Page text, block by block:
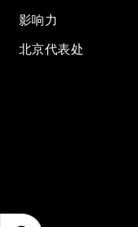
影响力
北京代表处